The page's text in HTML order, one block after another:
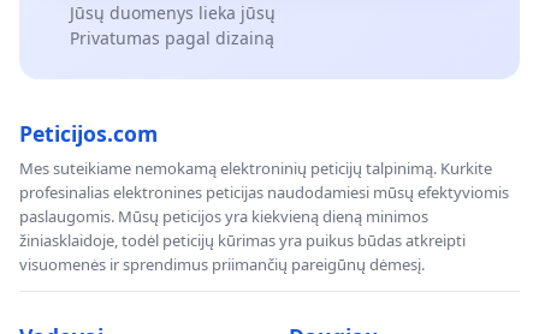
Jūsų duomenys lieka jūsų
Privatumas pagal dizainą
Peticijos.com
Mes suteikiame nemokamą elektroninių peticijų talpinimą. Kurkite
profesinalias elektronines peticijas naudodamiesi mūsų efektyviomis
paslaugomis. Mūsų peticijos yra kiekvieną dieną minimos
žiniasklaidoje, todėl peticijų kūrimas yra puikus būdas atkreipti
visuomenės ir sprendimus priimančių pareigūnų dėmesį.